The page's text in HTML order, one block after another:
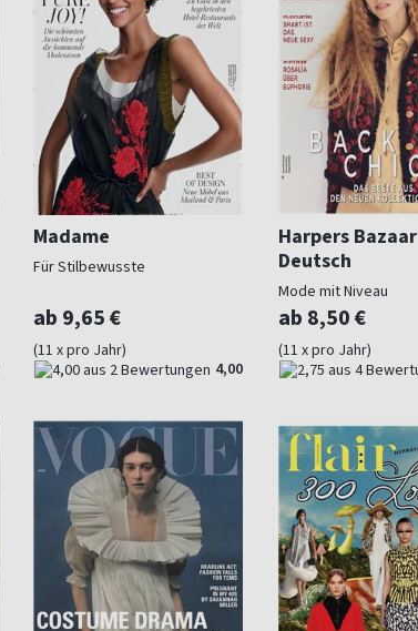
Madame
Für Stilbewusste
ab 9,65 €
(11 x pro Jahr)
4,00
Harpers Bazaar
Deutsch
Mode mit Niveau
ab 8,50 €
(11 x pro Jahr)